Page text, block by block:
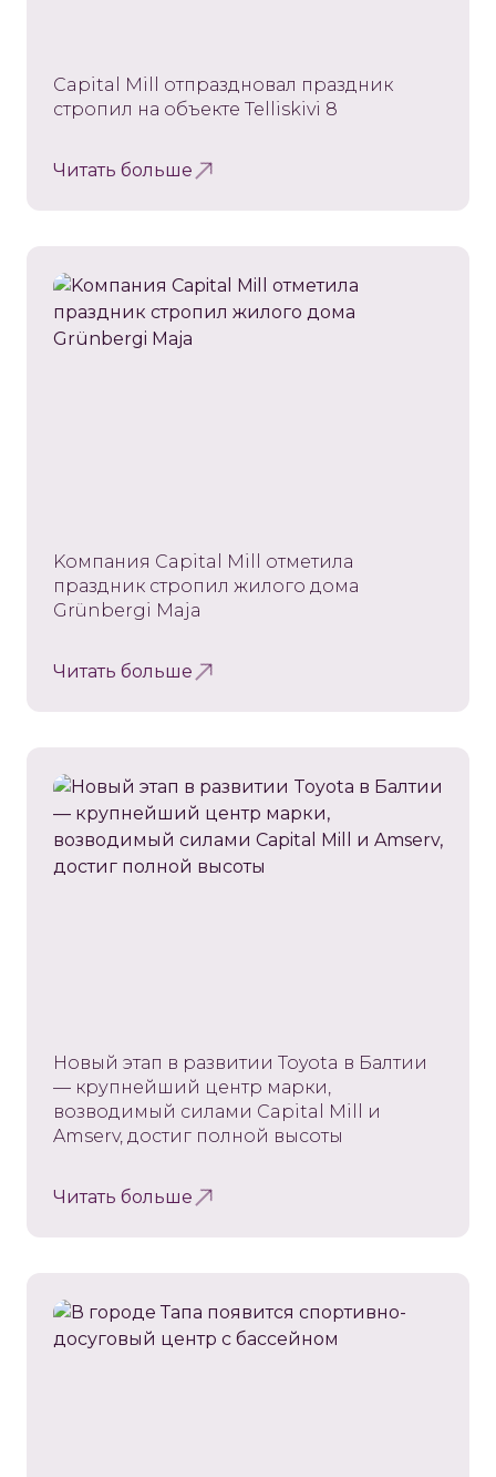
Capital Mill отпраздновал праздник
стропил на объекте Telliskivi 8
Читать больше
Kомпания Capital Mill отметила
праздник стропил жилого дома
Grünbergi Maja
Читать больше
Новый этап в развитии Toyota в Балтии
— крупнейший центр марки,
возводимый силами Capital Mill и
Amserv, достиг полной высоты
Читать больше